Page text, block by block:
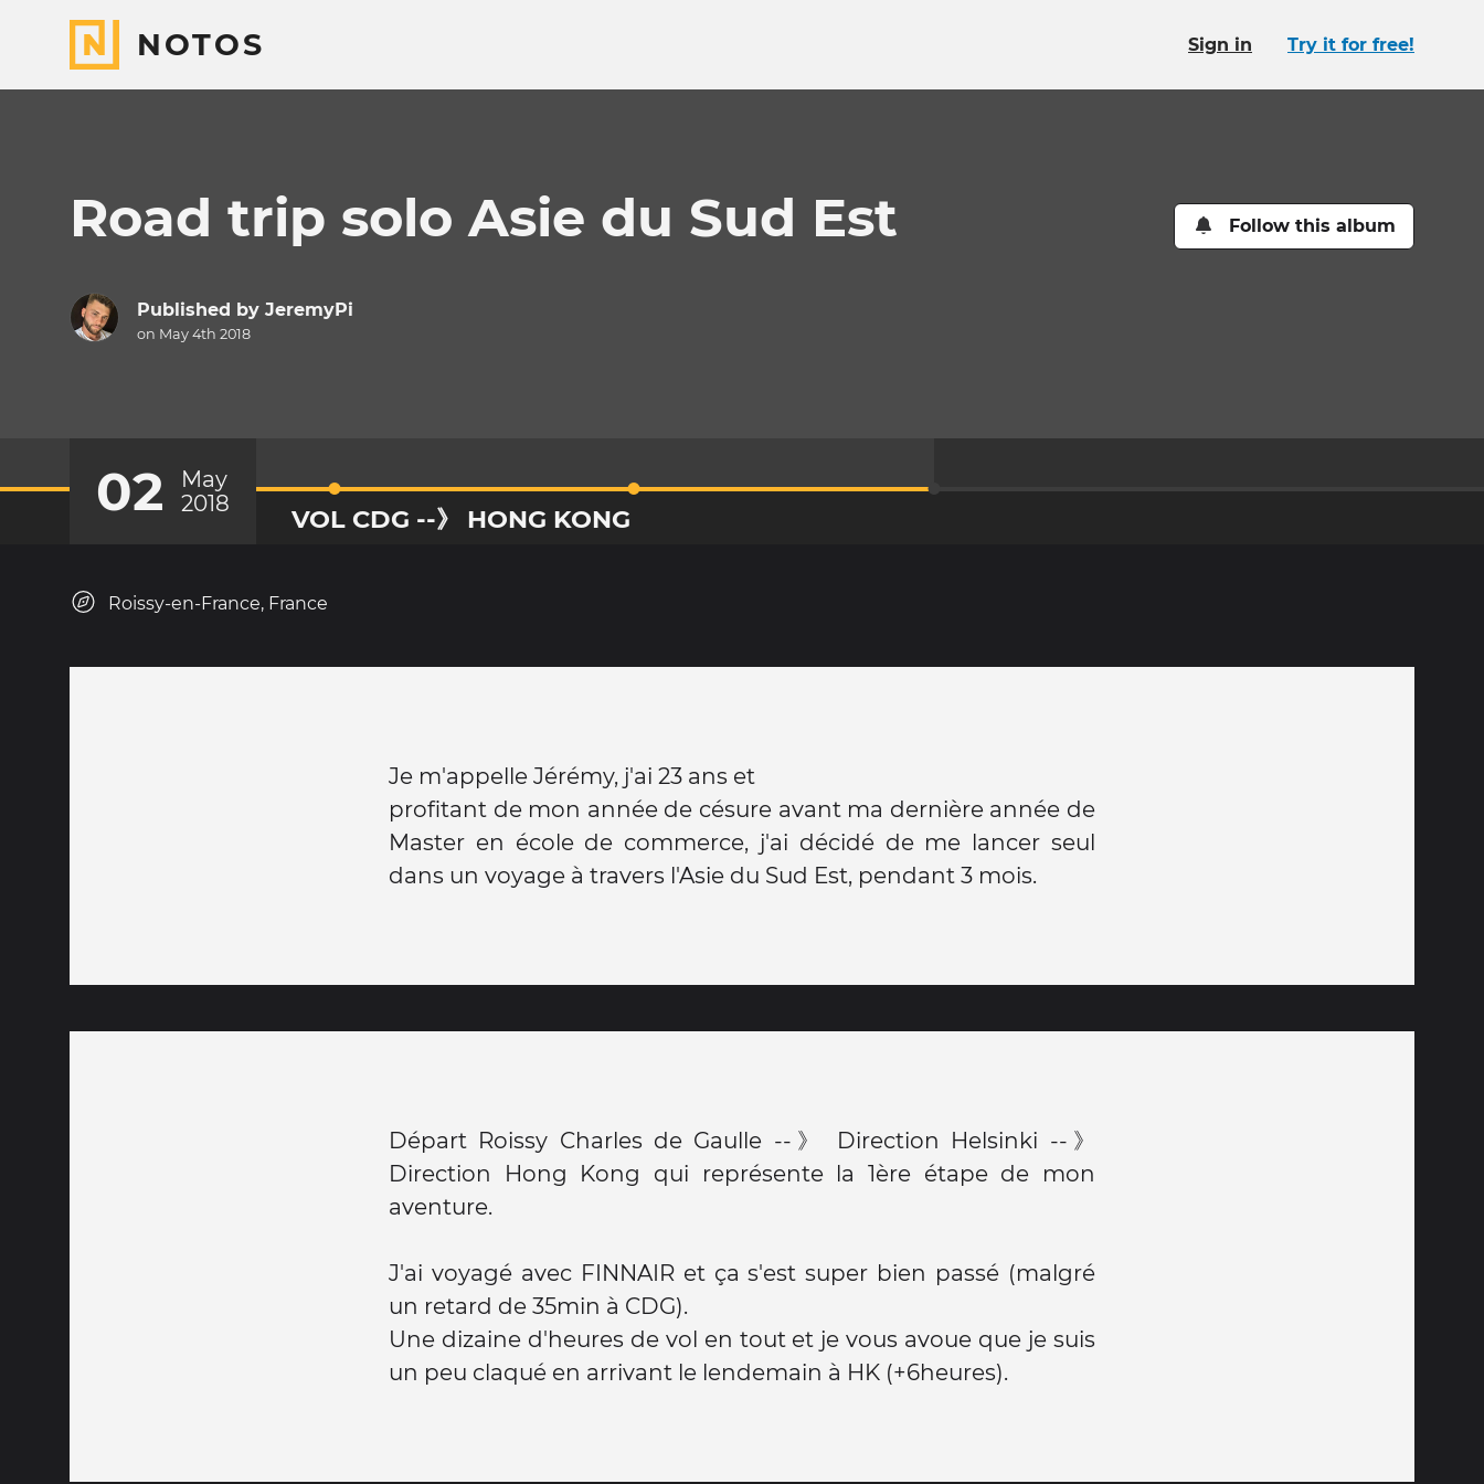
NOTOS Sign in Try it for free!
Road trip solo Asie du Sud Est Follow this album
Published by JeremyPi
on May 4th 2018
02
May
2018
VOL CDG --》 HONG KONG
Roissy-en-France, France
Je m'appelle Jérémy, j'ai 23 ans et
profitant de mon année de césure avant ma dernière année de
Master en école de commerce, j'ai décidé de me lancer seul
dans un voyage à travers l'Asie du Sud Est, pendant 3 mois.
Départ Roissy Charles de Gaulle --》 Direction Helsinki --》
Direction Hong Kong qui représente la 1ère étape de mon
aventure.
J'ai voyagé avec FINNAIR et ça s'est super bien passé (malgré
un retard de 35min à CDG).
Une dizaine d'heures de vol en tout et je vous avoue que je suis
un peu claqué en arrivant le lendemain à HK (+6heures).